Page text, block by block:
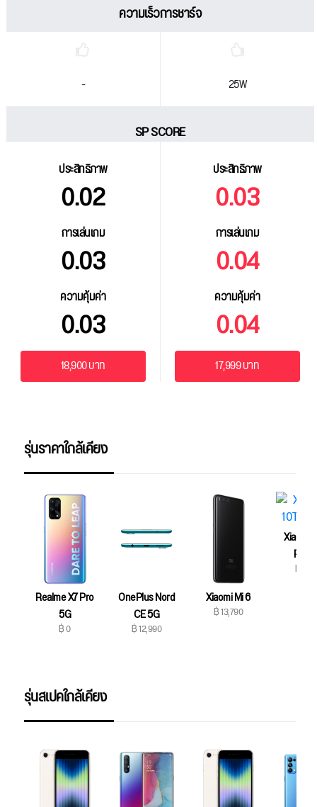
ความเร็วการชาร์จ
- 25W
SP SCORE
ประสิทธิภาพ
0.02
การเล่นเกม
0.03
ความคุ้มค่า
0.03
ประสิทธิภาพ
0.03
การเล่นเกม
0.04
ความคุ้มค่า
0.04
18,900 บาท 17,999 บาท
รุ่นราคาใกล้เคียง
Realme X7 Pro
5G
฿ 0
OnePlus Nord
CE 5G
฿ 12,990
Xiaomi Mi 6
฿ 13,790
Xiaomi
PRO
฿
รุ่นสเปคใกล้เคียง